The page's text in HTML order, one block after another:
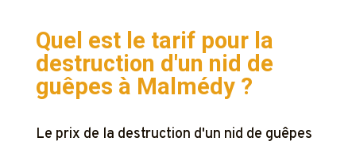
Quel est le tarif pour la
destruction d'un nid de
guêpes à Malmédy ?
Le prix de la destruction d'un nid de guêpes